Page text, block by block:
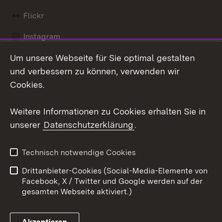
Flickr
Instagram
Social Wall
Barrierefreiheit
Benutzungshinweise
Impressum
Cookies
Um unsere Webseite für Sie optimal gestalten
und verbessern zu können, verwenden wir
Cookies.
Weitere Informationen zu Cookies erhalten Sie in
unserer Datenschutzerklärung.
Technisch notwendige Cookies
Drittanbieter-Cookies (Social-Media-Elemente von
Facebook, X / Twitter und Google werden auf der
gesamten Webseite aktiviert.)